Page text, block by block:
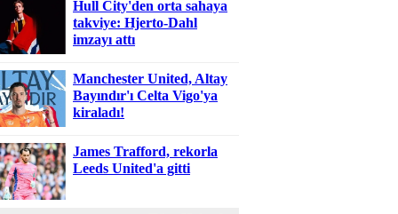
Hull City'den orta sahaya
takviye: Hjerto-Dahl
imzayı attı
Manchester United, Altay
Bayındır'ı Celta Vigo'ya
kiraladı!
James Trafford, rekorla
Leeds United'a gitti